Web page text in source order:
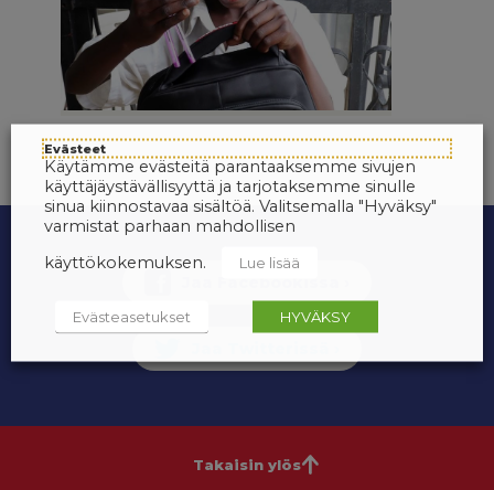
Takaisin ylös
Evästeet
Käytämme evästeitä parantaaksemme sivujen
käyttäjäystävällisyyttä ja tarjotaksemme sinulle
sinua kiinnostavaa sisältöä. Valitsemalla "Hyväksy"
varmistat parhaan mahdollisen
käyttökokemuksen.
Lue lisää
Evästeasetukset HYVÄKSY